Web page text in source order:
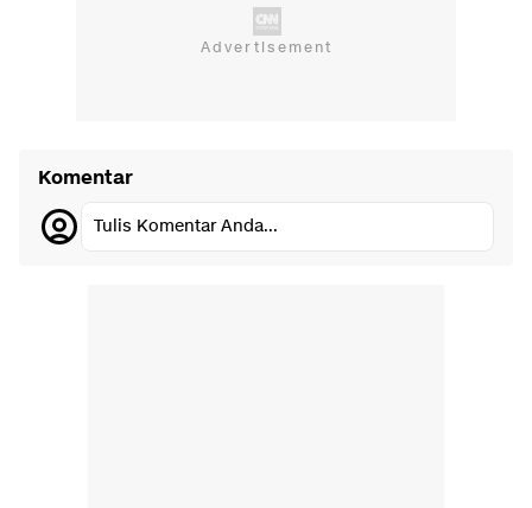
Komentar
Tulis Komentar Anda...